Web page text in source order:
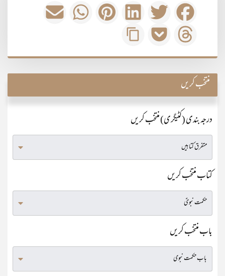
منتخب کریں
درجہ بندی (کٹیگری) منتخب کریں
کتاب منتخب کریں
باب منتخب کریں